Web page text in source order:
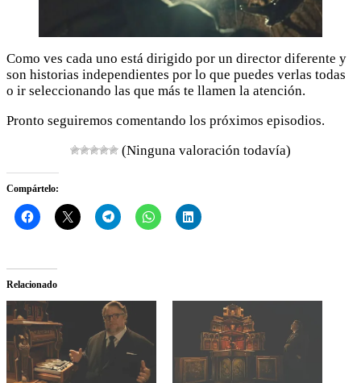
Como ves cada uno está dirigido por un director diferente y
son historias independientes por lo que puedes verlas todas
o ir seleccionando las que más te llamen la atención.
Pronto seguiremos comentando los próximos episodios.
(Ninguna valoración todavía)
Compártelo:
Relacionado